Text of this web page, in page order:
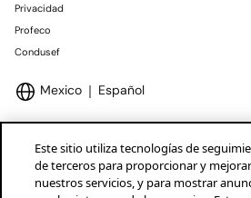
Privacidad
Profeco
Condusef
Mexico Español
Marcas Tendam
Este sitio utiliza tecnologías de
de terceros para proporcionar y
nuestros servicios, y para mostrar